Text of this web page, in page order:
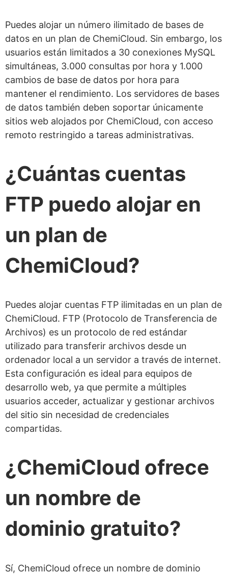
Puedes alojar un número ilimitado de bases de
datos en un plan de ChemiCloud. Sin embargo, los
usuarios están limitados a 30 conexiones MySQL
simultáneas, 3.000 consultas por hora y 1.000
cambios de base de datos por hora para
mantener el rendimiento. Los servidores de bases
de datos también deben soportar únicamente
sitios web alojados por ChemiCloud, con acceso
remoto restringido a tareas administrativas.
¿Cuántas cuentas
FTP puedo alojar en
un plan de
ChemiCloud?
Puedes alojar cuentas FTP ilimitadas en un plan de
ChemiCloud. FTP (Protocolo de Transferencia de
Archivos) es un protocolo de red estándar
utilizado para transferir archivos desde un
ordenador local a un servidor a través de internet.
Esta configuración es ideal para equipos de
desarrollo web, ya que permite a múltiples
usuarios acceder, actualizar y gestionar archivos
del sitio sin necesidad de credenciales
compartidas.
¿ChemiCloud ofrece
un nombre de
dominio gratuito?
Sí, ChemiCloud ofrece un nombre de dominio